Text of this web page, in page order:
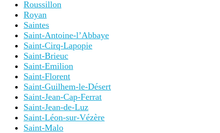
Roussillon
Royan
Saintes
Saint-Antoine-l’Abbaye
Saint-Cirq-Lapopie
Saint-Brieuc
Saint-Emilion
Saint-Florent
Saint-Guilhem-le-Désert
Saint-Jean-Cap-Ferrat
Saint-Jean-de-Luz
Saint-Léon-sur-Vézère
Saint-Malo